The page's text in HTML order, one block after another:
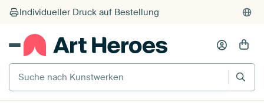
Suche nach Kunstwerken